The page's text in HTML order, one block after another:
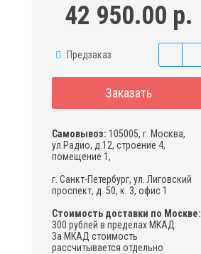
42 950.00 р.
Предзаказ
Заказать
Самовывоз: 105005, г. Москва,
ул.Радио, д.12, строение 4,
помещение 1,
г. Санкт-Петербург, ул. Лиговский
проспект, д. 50, к. 3, офис 1
Стоимость доставки по Москве:
300 рублей в пределах МКАД.
За МКАД стоимость
рассчитывается отдельно